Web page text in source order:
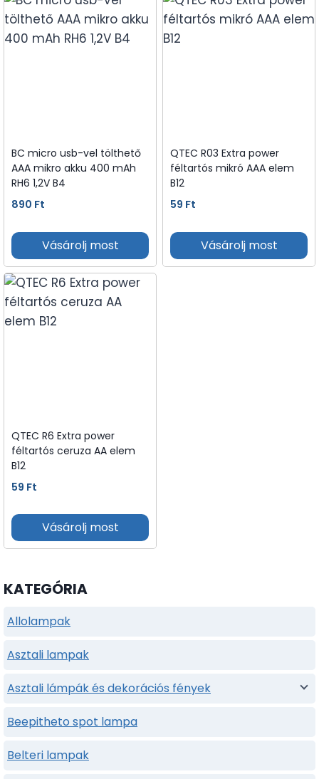
BC micro usb-vel tölthető
AAA mikro akku 400 mAh
RH6 1,2V B4
890 Ft
Vásárolj most
QTEC R03 Extra power
féltartós mikró AAA elem
B12
59 Ft
Vásárolj most
QTEC R6 Extra power
féltartós ceruza AA elem
B12
59 Ft
Vásárolj most
KATEGÓRIA
Allolampak
Asztali lampak
Asztali lámpák és dekorációs fények
Beepitheto spot lampa
Belteri lampak